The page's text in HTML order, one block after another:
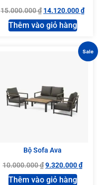
15.000.000₫ 14.120.000₫
Thêm vào giỏ hàng
Sale
Bộ Sofa Ava
10.000.000₫9.320.000₫
Thêm vào giỏ hàng